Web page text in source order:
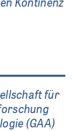
für
(GAA)